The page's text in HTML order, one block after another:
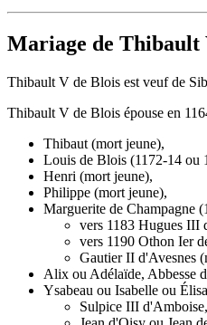
Mariage de Thibault
Thibault V de Blois est veuf de
Thibault V de Blois épouse en
Thibaut (mort jeune),
Louis de Blois (1172-14 ou
Henri (mort jeune),
Philippe (mort jeune),
Marguerite de Champagne
vers 1183 Hugues III
vers 1190 Othon Ier
Gautier II d'Avesnes
Alix ou Adélaïde, Abbesse
Ysabeau ou Isabelle ou
Sulpice III d'Amboise,